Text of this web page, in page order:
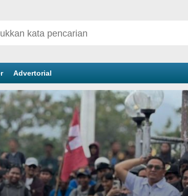
Advertorial